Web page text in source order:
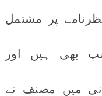
پر مشتمل
بھی ہیں اور
میں مصنف نے